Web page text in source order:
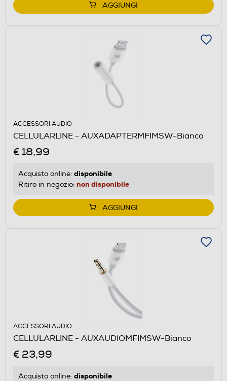
AGGIUNGI
ACCESSORI AUDIO
CELLULARLINE - AUXADAPTERMFIMSW-Bianco
€ 18,99
Acquisto online: disponibile
Ritiro in negozio: non disponibile
AGGIUNGI
ACCESSORI AUDIO
CELLULARLINE - AUXAUDIOMFIMSW-Bianco
€ 23,99
Acquisto online: disponibile